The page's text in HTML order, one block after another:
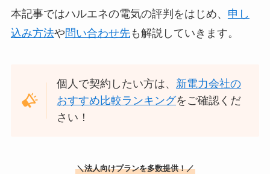
本記事ではハルエネの電気の評判をはじめ、 申し
込み方法や問い合わせ先も解説していきます。
個人で契約したい方は、 新電力会社の
おすすめ比較ランキングをご確認くだ
さい！
＼法人向けプランを多数提供！／